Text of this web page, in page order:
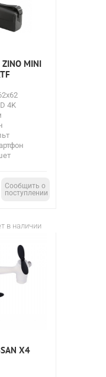
MINI
4K
Сообщить о
поступлении
в наличии
X4